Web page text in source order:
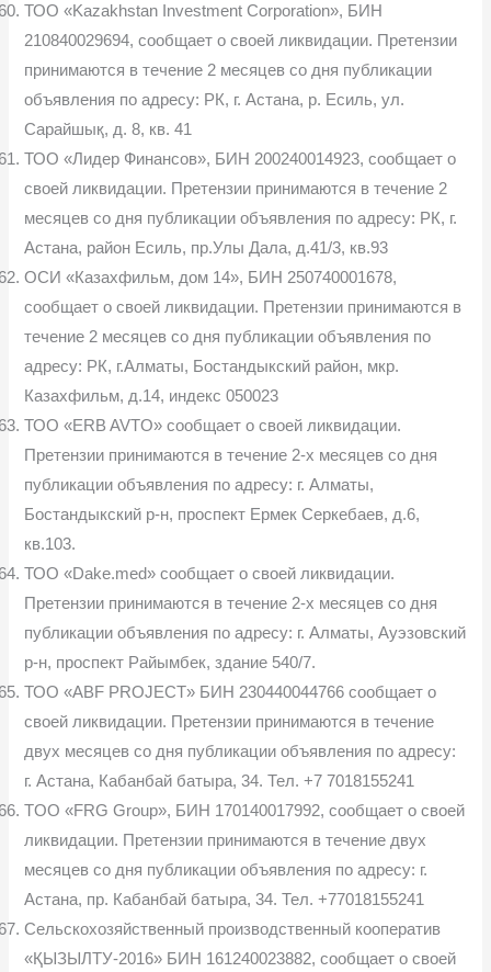
ТОО «Kazakhstan Investment Corporation», БИН
210840029694, сообщает о своей ликвидации. Претензии
принимаются в течение 2 месяцев со дня публикации
объявления по адресу: РК, г. Астана, р. Есиль, ул.
Сарайшық, д. 8, кв. 41
ТОО «Лидер Финансов», БИН 200240014923, сообщает о
своей ликвидации. Претензии принимаются в течение 2
месяцев со дня публикации объявления по адресу: РК, г.
Астана, район Есиль, пр.Улы Дала, д.41/3, кв.93
ОСИ «Казахфильм, дом 14», БИН 250740001678,
сообщает о своей ликвидации. Претензии принимаются в
течение 2 месяцев со дня публикации объявления по
адресу: РК, г.Алматы, Бостандыкский район, мкр.
Казахфильм, д.14, индекс 050023
ТОО «ERB AVTO» сообщает о своей ликвидации.
Претензии принимаются в течение 2-х месяцев со дня
публикации объявления по адресу: г. Алматы,
Бостандыкский р-н, проспект Ермек Серкебаев, д.6,
кв.103.
ТОО «Dake.med» сообщает о своей ликвидации.
Претензии принимаются в течение 2-х месяцев со дня
публикации объявления по адресу: г. Алматы, Ауэзовский
р-н, проспект Райымбек, здание 540/7.
ТОО «ABF PROJECT» БИН 230440044766 сообщает о
своей ликвидации. Претензии принимаются в течение
двух месяцев со дня публикации объявления по адресу:
г. Астана, Кабанбай батыра, 34. Тел. +7 7018155241
TOO «FRG Group», БИН 170140017992, сообщает о своей
ликвидации. Претензии принимаются в течение двух
месяцев со дня публикации объявления по адресу: г.
Астана, пр. Кабанбай батыра, 34. Тел. +77018155241
Сельскохозяйственный производственный кооператив
«ҚЫЗЫЛТУ-2016» БИН 161240023882, сообщает о своей